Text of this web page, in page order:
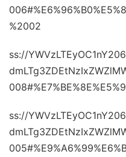
%2002
ss://
ss://